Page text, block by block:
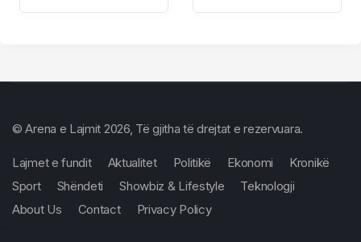
© Arena e Lajmit 2026, Të gjitha të drejtat e rezervuara.
Lajmet e fundit Aktualitet Politikë Ekonomi
Kronikë
Sport
Shëndeti Showbiz & Lifestyle
Teknologji
About Us
Contact Privacy Policy